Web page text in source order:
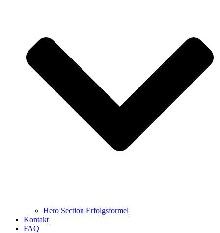
Hero Section Erfolgsformel
Kontakt
FAQ